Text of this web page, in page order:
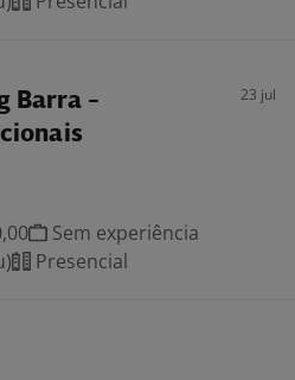
Barra -
23 jul
Sem experiência
Presencial